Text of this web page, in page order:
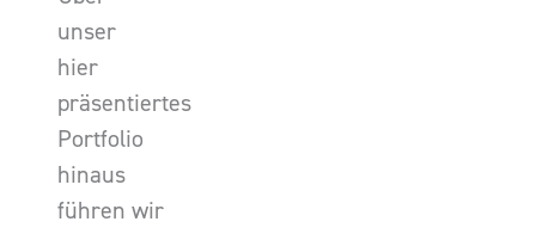
unser
hier
präsentiertes
Portfolio
hinaus
führen wir